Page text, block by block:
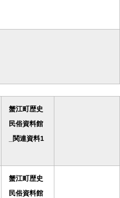
蟹江町歴史
民俗資料館
_関連資料1
蟹江町歴史
民俗資料館